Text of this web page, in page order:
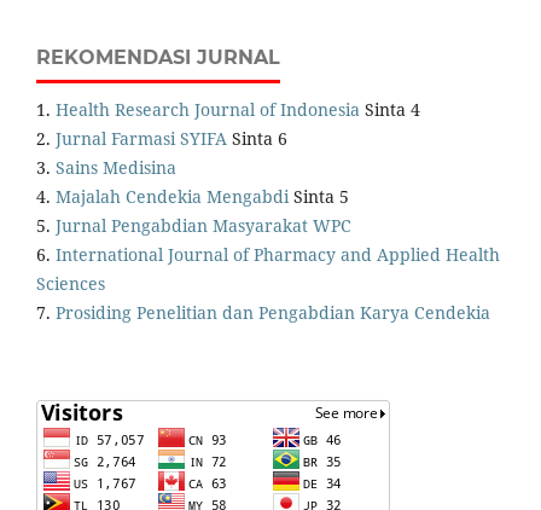
REKOMENDASI JURNAL
1. Health Research Journal of Indonesia Sinta 4
2. Jurnal Farmasi SYIFA Sinta 6
3. Sains Medisina
4. Majalah Cendekia MengabdiSinta 5
5. Jurnal Pengabdian Masyarakat WPC
6. International Journal of Pharmacy and Applied Health
Sciences
7. Prosiding Penelitian dan Pengabdian Karya Cendekia